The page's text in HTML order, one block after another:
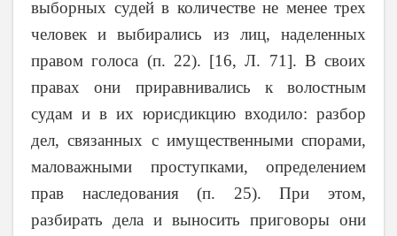
выборных судей в количестве не менее трех
человек и выбирались из лиц, наделенных
правом голоса (п. 22). [16, Л. 71]. В своих
правах они приравнивались к волостным
судам и в их юрисдикцию входило: разбор
дел, связанных с имущественными спорами,
маловажными проступками, определением
прав наследования (п. 25). При этом,
разбирать дела и выносить приговоры они